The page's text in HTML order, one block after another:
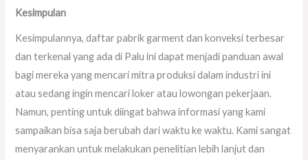
Kesimpulan
Kesimpulannya, daftar pabrik garment dan konveksi terbesar
dan terkenal yang ada di Palu ini dapat menjadi panduan awal
bagi mereka yang mencari mitra produksi dalam industri ini
atau sedang ingin mencari loker atau lowongan pekerjaan.
Namun, penting untuk diingat bahwa informasi yang kami
sampaikan bisa saja berubah dari waktu ke waktu. Kami sangat
menyarankan untuk melakukan penelitian lebih lanjut dan